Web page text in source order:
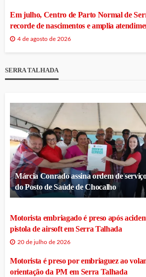
Em julho, Centro de Parto Normal de
recorde de nascimentos e amplia
4 de agosto de 2026
SERRA TALHADA
Márcia Conrado assina ordem de
do Posto de Saúde de Chocalho
Motorista embriagado é preso após
pistola de airsoft em Serra Talhada
20 de julho de 2026
Motorista é preso por embriaguez ao
orientação da PM em Serra Talhada